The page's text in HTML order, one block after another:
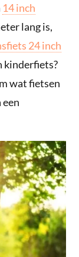
14 inch
lang is,
24 inch
kinderfiets?
wat fietsen
een